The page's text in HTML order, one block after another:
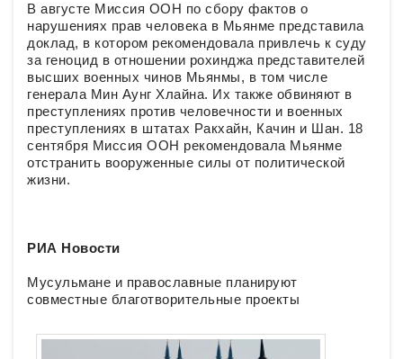
В августе Миссия ООН по сбору фактов о
нарушениях прав человека в Мьянме представила
доклад, в котором рекомендовала привлечь к суду
за геноцид в отношении рохинджа представителей
высших военных чинов Мьянмы, в том числе
генерала Мин Аунг Хлайна. Их также обвиняют в
преступлениях против человечности и военных
преступлениях в штатах Ракхайн, Качин и Шан. 18
сентября Миссия ООН рекомендовала Мьянме
отстранить вооруженные силы от политической
жизни.
РИА Новости
Мусульмане и православные планируют
совместные благотворительные проекты